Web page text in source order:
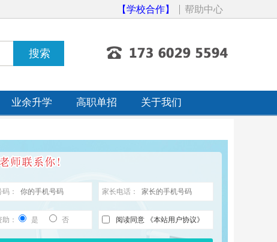
【学校合作】 帮助中心
业余升学 高职单招 关于我们
： 家长电话：
： 是 否 阅读同意 《本站用户协议》